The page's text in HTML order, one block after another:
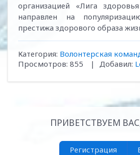
организацией «Лига
направлен на
престижа здорового образа
Категория: Волонтерская
Просмотров: 855 | Добавил:
ПРИВЕТСТВУЕМ ВАС
Регистрация